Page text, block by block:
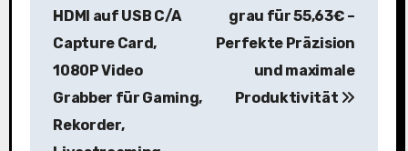
HDMI auf USB C/A
Capture Card,
1080P Video
Grabber für Gaming,
Rekorder,
grau für 55,63€ –
Perfekte Präzision
und maximale
Produktivität